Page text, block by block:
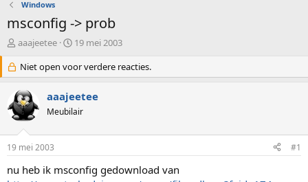
Windows
msconfig -> prob
O
d
e
r
w
e
s
t
a
aaajeetee
S
a
r
d
a
m
19 mei 2003
Niet open voor verdere reacties.
aaajeetee
Meubilair
19 mei 2003 #1
nu heb ik msconfig gedownload van